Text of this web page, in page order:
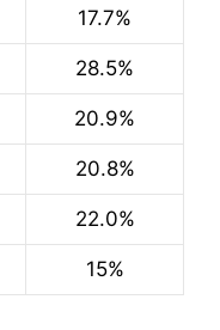
17.7%
28.5%
20.9%
20.8%
22.0%
15%